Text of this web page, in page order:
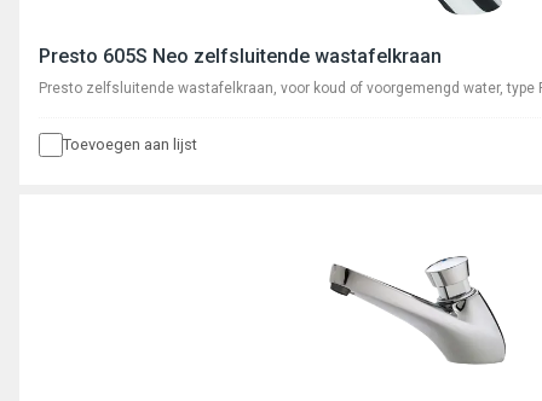
Presto 605S Neo zelfsluitende wastafelkraan
Presto zelfsluitende wastafelkraan, voor koud of voorgemengd water, type
Toevoegen aan lijst